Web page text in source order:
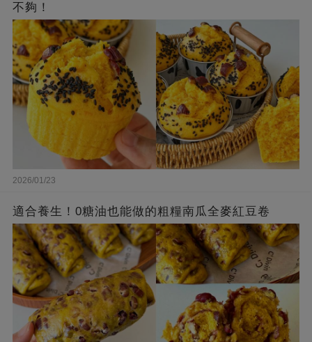
不夠！
2026/01/23
適合養生！0糖油也能做的粗糧南瓜全麥紅豆卷